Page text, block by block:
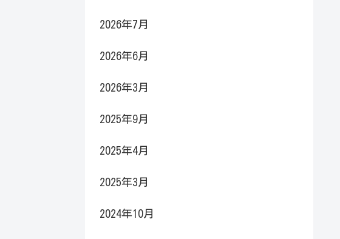
2026年7月
2026年6月
2026年3月
2025年9月
2025年4月
2025年3月
2024年10月